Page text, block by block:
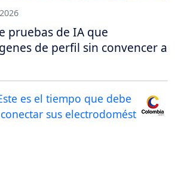
pruebas de IA que
de perfil sin convencer a